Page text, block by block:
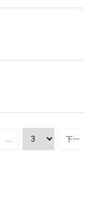
... 下一